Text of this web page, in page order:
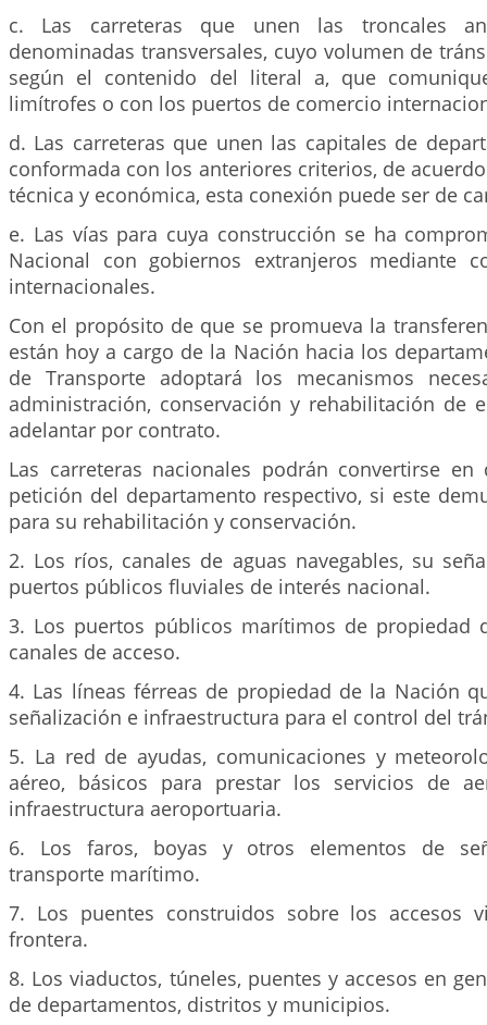
c. Las carreteras que unen las troncales
denominadas transversales, cuyo volumen de
según el contenido del literal a, que
limítrofes o con los puertos de comercio
d. Las carreteras que unen las capitales de
conformada con los anteriores criterios, de
técnica y económica, esta conexión puede ser de
e. Las vías para cuya construcción se ha
Nacional con gobiernos extranjeros mediante
internacionales.
Con el propósito de que se promueva la
están hoy a cargo de la Nación hacia los
de Transporte adoptará los mecanismos
administración, conservación y rehabilitación de
adelantar por contrato.
Las carreteras nacionales podrán convertirse en
petición del departamento respectivo, si este
para su rehabilitación y conservación.
2. Los ríos, canales de aguas navegables, su
puertos públicos fluviales de interés nacional.
3. Los puertos públicos marítimos de propiedad
canales de acceso.
4. Las líneas férreas de propiedad de la Nación
señalización e infraestructura para el control del
5. La red de ayudas, comunicaciones y
aéreo, básicos para prestar los servicios de
infraestructura aeroportuaria.
6. Los faros, boyas y otros elementos de
transporte marítimo.
7. Los puentes construidos sobre los accesos
frontera.
8. Los viaductos, túneles, puentes y accesos en
de departamentos, distritos y municipios.